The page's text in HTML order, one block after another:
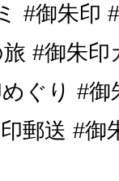
#御朱印
#御朱
ぐり #
郵送 #御